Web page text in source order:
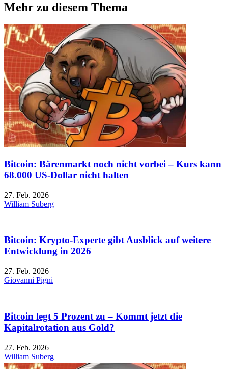
Mehr zu diesem Thema
Bitcoin: Bärenmarkt noch nicht vorbei – Kurs kann
68.000 US-Dollar nicht halten
27. Feb. 2026
William Suberg
Bitcoin: Krypto-Experte gibt Ausblick auf weitere
Entwicklung in 2026
27. Feb. 2026
Giovanni Pigni
Bitcoin legt 5 Prozent zu – Kommt jetzt die
Kapitalrotation aus Gold?
27. Feb. 2026
William Suberg